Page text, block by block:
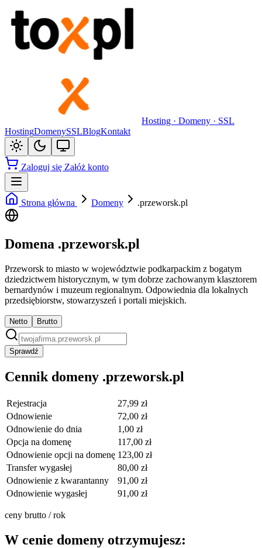
Hosting · Domeny · SSL
HostingDomenySSLBlogKontakt
Zaloguj się Załóż konto
Strona główna Domeny .przeworsk.pl
Domena .przeworsk.pl
Przeworsk to miasto w województwie podkarpackim z bogatym
dziedzictwem historycznym, w tym dobrze zachowanym klasztorem
bernardynów i muzeum regionalnym. Odpowiednia dla lokalnych
przedsiębiorstw, stowarzyszeń i portali miejskich.
Netto Brutto
Sprawdź
Cennik domeny .przeworsk.pl
Rejestracja
27,99 zł
Odnowienie
72,00 zł
Odnowienie do dnia
1,00 zł
Opcja na domenę
117,00 zł
Odnowienie opcji na domenę 123,00 zł
Transfer wygasłej
80,00 zł
Odnowienie z kwarantanny
91,00 zł
Odnowienie wygasłej
91,00 zł
ceny brutto / rok
W cenie domeny otrzymujesz: